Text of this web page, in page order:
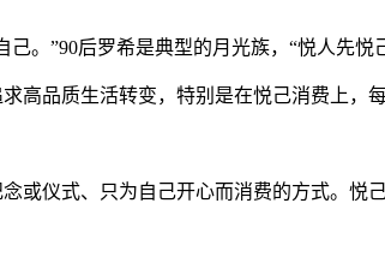
。”90后罗希是典型的月光族，“悦人先悦
高品质生活转变，特别是在悦己消费上，
或仪式、只为自己开心而消费的方式。悦